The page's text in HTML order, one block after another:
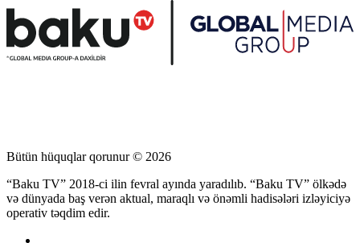
Bütün hüquqlar qorunur © 2026
“Baku TV” 2018-ci ilin fevral ayında yaradılıb. “Baku TV” ölkədə
və dünyada baş verən aktual, maraqlı və önəmli hadisələri izləyiciyə
operativ təqdim edir.